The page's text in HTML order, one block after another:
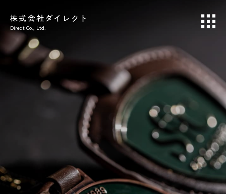
株式会社ダイレクト
Direct Co., Ltd.